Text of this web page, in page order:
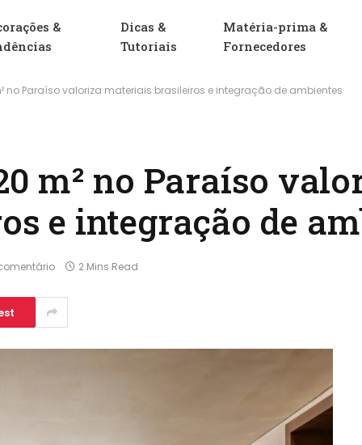
&
Dicas &
Tutoriais
Matéria-prima &
Fornecedores
no Paraíso valoriza materiais brasileiros e integração de ambientes
m² no Paraíso
e integração de
2 Mins Read